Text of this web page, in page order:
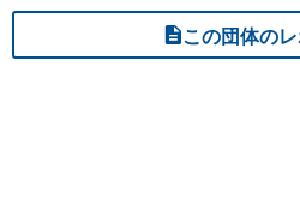
この団体の